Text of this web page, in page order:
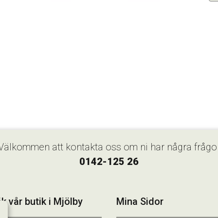
att kontakta oss om ni har några
0142-125 26
vår butik i Mjölby Mina Sidor